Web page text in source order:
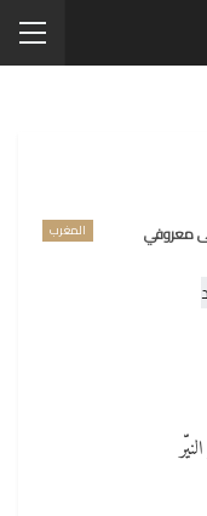
المغرب معروفي